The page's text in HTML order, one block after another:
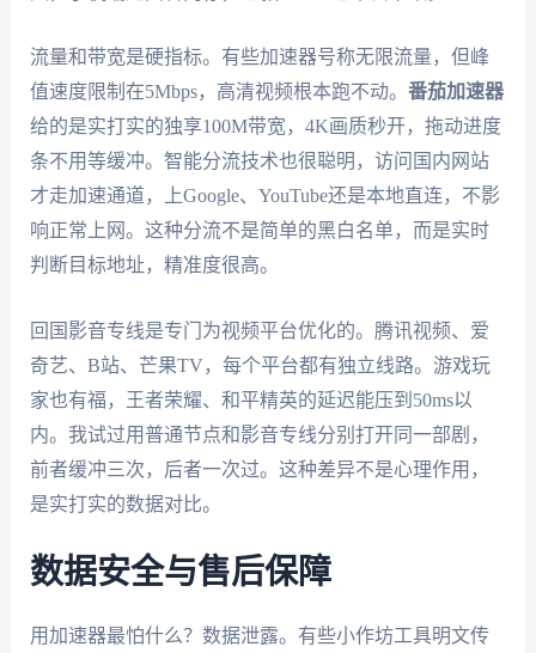
流量和带宽是硬指标。有些加速器号称无限流量，但峰
值速度限制在5Mbps，高清视频根本跑不动。 番茄加速器
给的是实打实的独享100M带宽，4K画质秒开，拖动进度
条不用等缓冲。智能分流技术也很聪明，访问国内网站
才走加速通道，上Google、YouTube还是本地直连，不影
响正常上网。这种分流不是简单的黑白名单，而是实时
判断目标地址，精准度很高。
回国影音专线是专门为视频平台优化的。腾讯视频、爱
奇艺、B站、芒果TV，每个平台都有独立线路。游戏玩
家也有福，王者荣耀、和平精英的延迟能压到50ms以
内。我试过用普通节点和影音专线分别打开同一部剧，
前者缓冲三次，后者一次过。这种差异不是心理作用，
是实打实的数据对比。
数据安全与售后保障
用加速器最怕什么？数据泄露。有些小作坊工具明文传